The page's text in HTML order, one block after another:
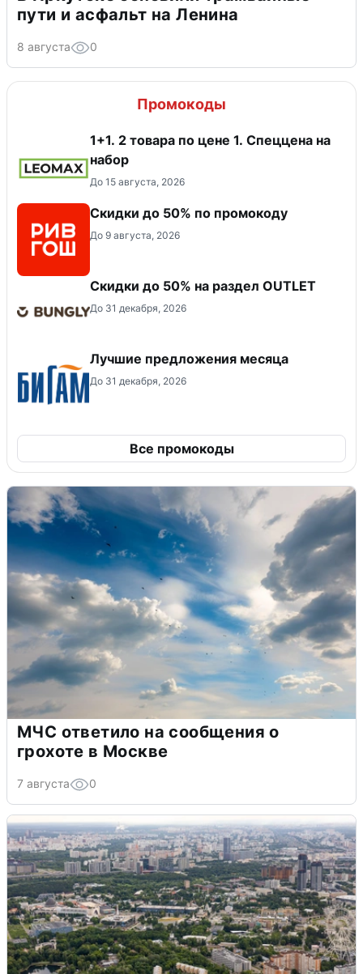
пути и асфальт на Ленина
8 августа 0
Промокоды
1+1. 2 товара по цене 1. Спеццена на
набор
До 15 августа, 2026
Скидки до 50% по промокоду
До 9 августа, 2026
Скидки до 50% на раздел OUTLET
До 31 декабря, 2026
Лучшие предложения месяца
До 31 декабря, 2026
Все промокоды
МЧС ответило на сообщения о
грохоте в Москве
7 августа 0